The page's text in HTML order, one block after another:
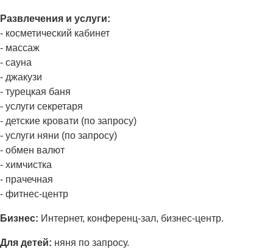
Развлечения и услуги:
- косметический кабинет
- массаж
- сауна
- джакузи
- турецкая баня
- услуги секретаря
- детские кровати (по запросу)
- услуги няни (по запросу)
- обмен валют
- химчистка
- прачечная
- фитнес-центр
Бизнес: Интернет, конференц-зал, бизнес-центр.
Для детей: няня по запросу.